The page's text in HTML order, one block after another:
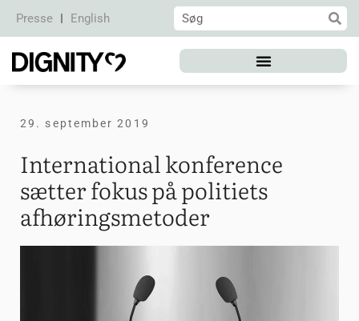
Presse English
29. september 2019
International konference
sætter fokus på politiets
afhøringsmetoder